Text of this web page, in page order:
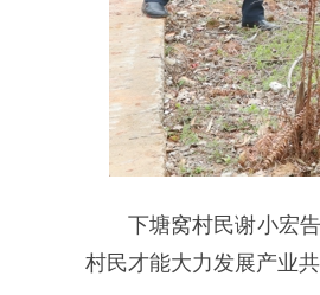
下塘窝村民谢小宏
村民才能大力发展产业